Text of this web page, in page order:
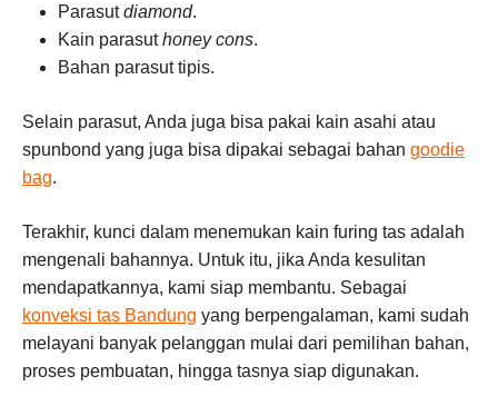
Parasutdiamond.
Kain parasuthoney cons.
Bahan parasut tipis.
Selain parasut, Anda juga bisa pakai kain asahi atau
spunbond yang juga bisa dipakai sebagai bahan goodie
bag.
Terakhir, kunci dalam menemukan kain furing tas adalah
mengenali bahannya. Untuk itu, jika Anda kesulitan
mendapatkannya, kami siap membantu. Sebagai
konveksi tas Bandung yang berpengalaman, kami sudah
melayani banyak pelanggan mulai dari pemilihan bahan,
proses pembuatan, hingga tasnya siap digunakan.